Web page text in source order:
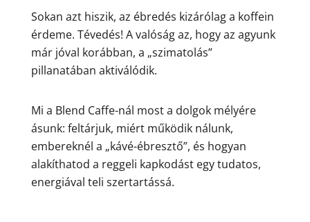
Sokan azt hiszik, az ébredés kizárólag a koffein
érdeme. Tévedés! A valóság az, hogy az agyunk
már jóval korábban, a „szimatolás”
pillanatában aktiválódik.
Mi a Blend Caffe-nál most a dolgok mélyére
ásunk: feltárjuk, miért működik nálunk,
embereknél a „kávé-ébresztő”, és hogyan
alakíthatod a reggeli kapkodást egy tudatos,
energiával teli szertartássá.